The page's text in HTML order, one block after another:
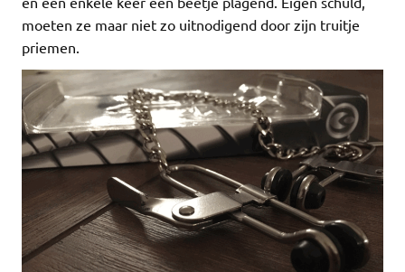
moeten ze maar niet zo uitnodigend door zijn truitje
priemen.